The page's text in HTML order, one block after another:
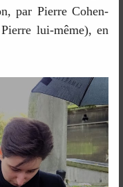
par Pierre Cohen-
lui-même), en